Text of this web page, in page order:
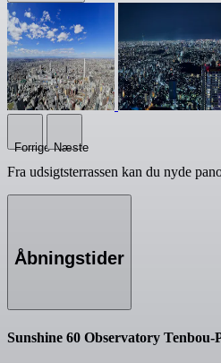
Forrige Næste
Fra udsigtsterrassen kan du nyde
Åbningstider
Sunshine 60 Observatory Tenbou-